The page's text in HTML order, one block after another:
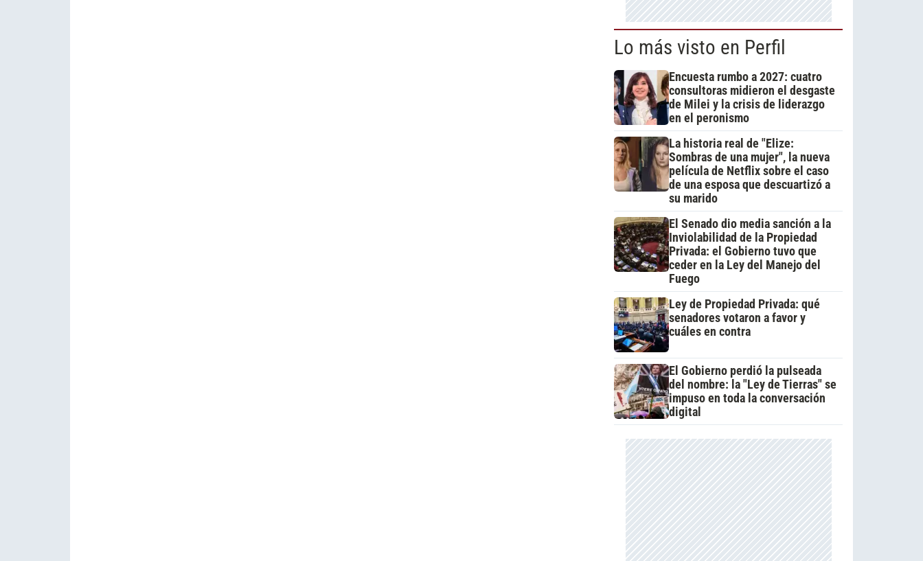
Lo más visto en Perfil
Encuesta rumbo a 2027: cuatro
consultoras midieron el desgaste
de Milei y la crisis de liderazgo
en el peronismo
La historia real de "Elize:
Sombras de una mujer", la nueva
película de Netflix sobre el caso
de una esposa que descuartizó a
su marido
El Senado dio media sanción a la
Inviolabilidad de la Propiedad
Privada: el Gobierno tuvo que
ceder en la Ley del Manejo del
Fuego
Ley de Propiedad Privada: qué
senadores votaron a favor y
cuáles en contra
El Gobierno perdió la pulseada
del nombre: la "Ley de Tierras" se
impuso en toda la conversación
digital